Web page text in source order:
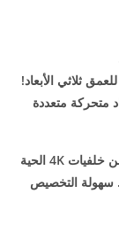
ثلاثي الأبعاد!
متحركة متعددة
يحتوي صانع الخلفيات الرائع هذا على مجموعة كبيرة من خلفيات 4K الحية
سهولة التخصيص